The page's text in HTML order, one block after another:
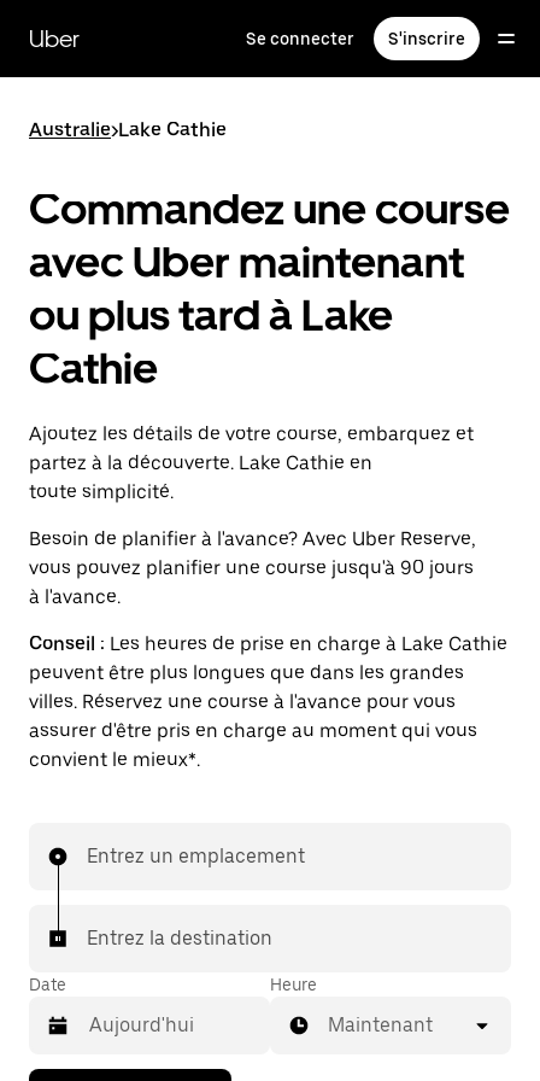
contenu
principal
Uber Se connecter S'inscrire
Australie>Lake Cathie
Commandez une course
avec Uber maintenant
ou plus tard à Lake
Cathie
Ajoutez les détails de votre course, embarquez et
partez à la découverte. Lake Cathie en
toute simplicité.
Besoin de planifier à l'avance? Avec Uber Reserve,
vous pouvez planifier une course jusqu'à 90 jours
à l'avance.
Conseil : Les heures de prise en charge à Lake Cathie
peuvent être plus longues que dans les grandes
villes. Réservez une course à l'avance pour vous
assurer d'être pris en charge au moment qui vous
convient le mieux*.
Entrez un emplacement
Entrez la destination
Date Heure
Maintenant